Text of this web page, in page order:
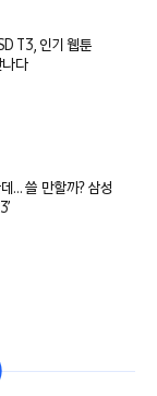
T3, 인기 웹툰
나다
… 쓸 만할까? 삼성